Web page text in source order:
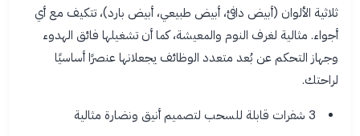
ثلاثية الألوان (أبيض دافئ، أبيض طبيعي، أبيض بارد)، تتكيف مع أي
أجواء. مثالية لغرف النوم والمعيشة، كما أن تشغيلها فائق الهدوء
وجهاز التحكم عن بُعد متعدد الوظائف يجعلانها عنصرًا أساسيًا
لراحتك.
3 شفرات قابلة للسحب لتصميم أنيق ونضارة مثالية